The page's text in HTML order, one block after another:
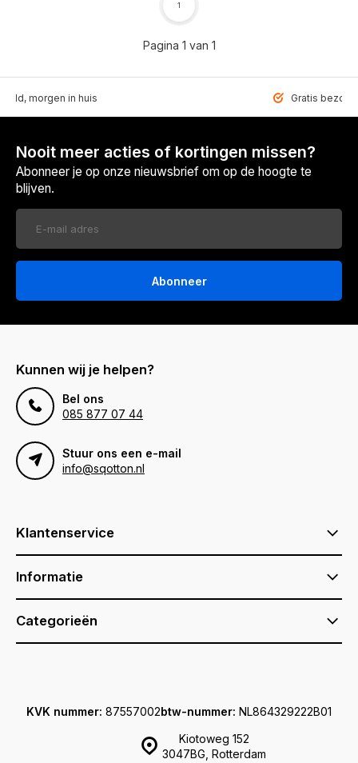
Pagina 1 van 1
1
morgen in huis Gratis
Nooit meer acties of kortingen missen?
Abonneer je op onze nieuwsbrief om op de hoogte te
blijven.
Abonneer
Kunnen wij je helpen?
Bel ons
085 877 07 44
Stuur ons een e-mail
info@sqotton.nl
Klantenservice
Informatie
Categorieën
Kiotoweg 152
3047BG, Rotterdam
KVK nummer: 87557002btw-nummer: NL864329222B01